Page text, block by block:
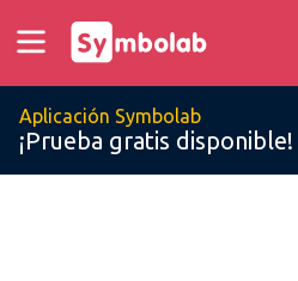
Aplicación Symbolab
¡Prueba gratis disponible!